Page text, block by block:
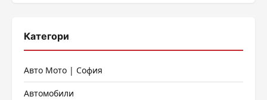
Категори
Авто Мото | София
Автомобили